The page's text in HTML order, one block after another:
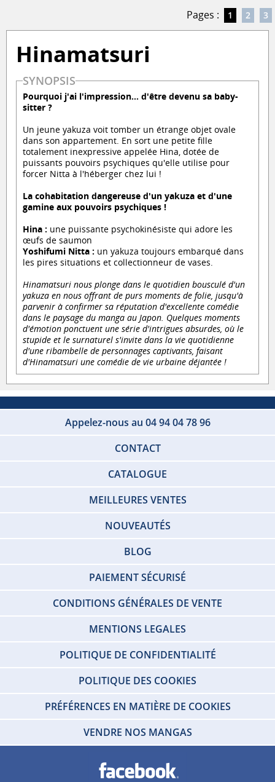
Pages : 1 2 3
Hinamatsuri
SYNOPSIS
Pourquoi j'ai l'impression... d'être devenu sa baby-
sitter ?
Un jeune yakuza voit tomber un étrange objet ovale
dans son appartement. En sort une petite fille
totalement inexpressive appelée Hina, dotée de
puissants pouvoirs psychiques qu'elle utilise pour
forcer Nitta à l'héberger chez lui !
La cohabitation dangereuse d'un yakuza et d'une
gamine aux pouvoirs psychiques !
Hina : une puissante psychokinésiste qui adore les
œufs de saumon
Yoshifumi Nitta : un yakuza toujours embarqué dans
les pires situations et collectionneur de vases.
Hinamatsuri nous plonge dans le quotidien bousculé d'un
yakuza en nous offrant de purs moments de folie, jusqu'à
parvenir à confirmer sa réputation d'excellente comédie
dans le paysage du manga au Japon. Quelques moments
d'émotion ponctuent une série d'intrigues absurdes, où le
stupide et le surnaturel s'invite dans la vie quotidienne
d'une ribambelle de personnages captivants, faisant
d'Hinamatsuri une comédie de vie urbaine déjantée !
Appelez-nous au 04 94 04 78 96
CONTACT
CATALOGUE
MEILLEURES VENTES
NOUVEAUTÉS
BLOG
PAIEMENT SÉCURISÉ
CONDITIONS GÉNÉRALES DE VENTE
MENTIONS LEGALES
POLITIQUE DE CONFIDENTIALITÉ
POLITIQUE DES COOKIES
PRÉFÉRENCES EN MATIÈRE DE COOKIES
VENDRE NOS MANGAS